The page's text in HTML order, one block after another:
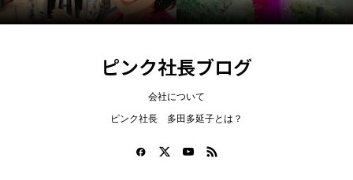
ピンク社長ブログ
会社について
ピンク社長 多田多延子とは？